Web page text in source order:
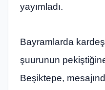
yayımladı.
Bayramlarda
şuurunun
Beşiktepe,